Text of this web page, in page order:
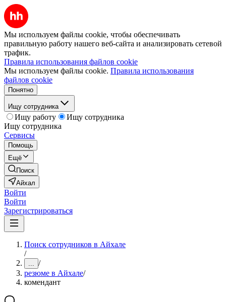
Мы используем файлы cookie, чтобы обеспечивать
правильную работу нашего веб-сайта и анализировать сетевой
трафик.
Правила использования файлов cookie
Мы используем файлы cookie. Правила использования
файлов cookie
Понятно
Ищу сотрудника
Ищу работу
Ищу сотрудника
Ищу сотрудника
Сервисы
Помощь
Ещё
Поиск
Айхал
Войти
Войти
Зарегистрироваться
Поиск сотрудников в Айхале
/
... /
резюме в Айхале/
комендант